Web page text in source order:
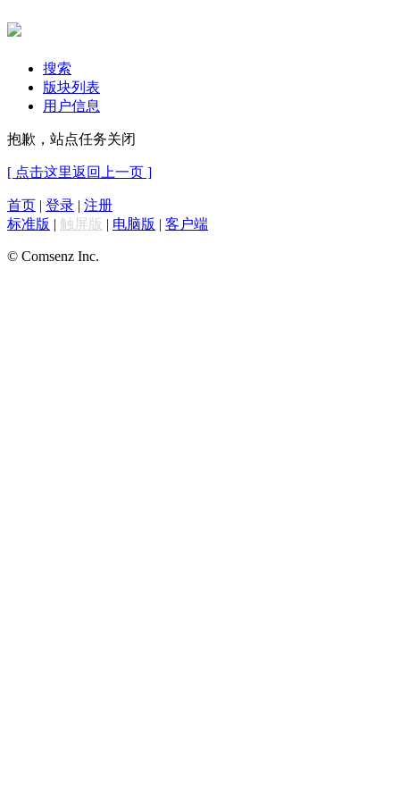
搜索
版块列表
用户信息
抱歉，站点任务关闭
[ 点击这里返回上一页 ]
首页 | 登录 | 注册
标准版 | 触屏版 | 电脑版 | 客户端
© Comsenz Inc.